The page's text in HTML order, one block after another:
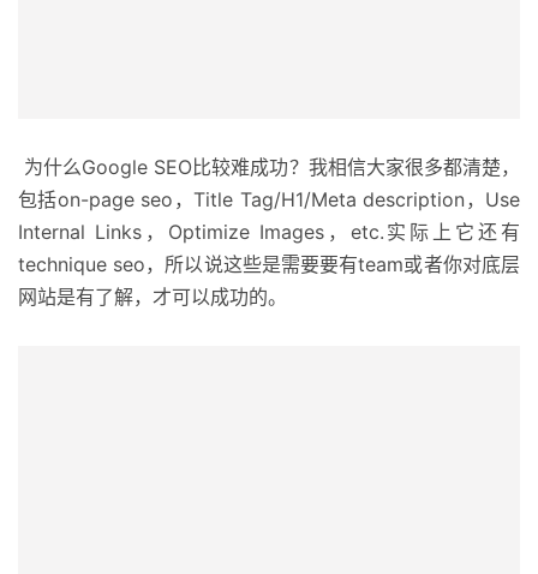
为什么Google SEO比较难成功？我相信大家很多都清楚，
包括on-page seo，Title Tag/H1/Meta description，Use
Internal Links，Optimize Images，etc.实际上它还有
technique seo，所以说这些是需要要有team或者你对底层
网站是有了解，才可以成功的。